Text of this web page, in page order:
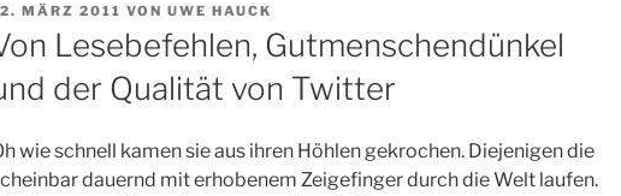
MÄRZ 2011 VON UWE HAUCK
Lesebefehlen, Gutmenschendünkel
der Qualität von Twitter
wie schnell kamen sie aus ihren Höhlen gekrochen. Diejenigen die
dauernd mit erhobenem Zeigefinger durch die Welt laufen.